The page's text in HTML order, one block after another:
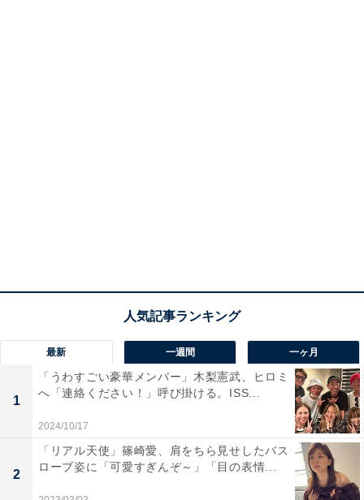
最新 一週間 一ヶ月
1
「うわすごい豪華メンバー」木梨憲武、ヒロミ
へ「連絡ください！」呼び掛ける。ISS...
2024/10/17
2
「リアル天使」篠崎愛、肩をちら見せしたバス
ローブ姿に「可愛すぎんぞ～」「目の表情...